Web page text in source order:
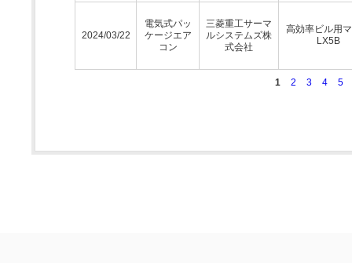
2024/03/22
電気式パッ
ケージエア
コン
三菱重工サーマ
ルシステムズ株
式会社
高効率ビル用
LX5B
1 2 3 4 5